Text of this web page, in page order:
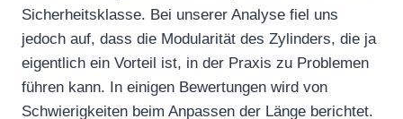
Sicherheitsklasse. Bei unserer Analyse fiel uns
jedoch auf, dass die Modularität des Zylinders, die ja
eigentlich ein Vorteil ist, in der Praxis zu Problemen
führen kann. In einigen Bewertungen wird von
Schwierigkeiten beim Anpassen der Länge berichtet.